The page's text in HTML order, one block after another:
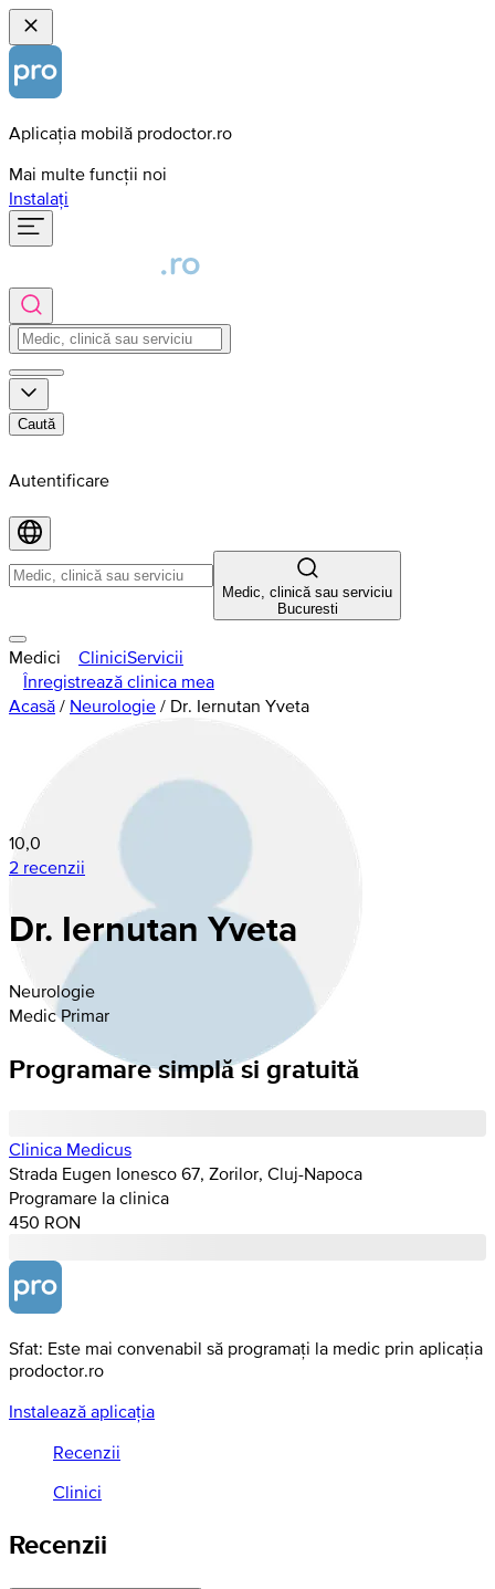
Aplicația mobilă prodoctor.ro
Mai multe funcții noi
Instalați
Caută
Autentificare
Medic, clinică sau serviciu
Bucuresti
Medici CliniciServicii
Înregistrează clinica mea
Acasă / Neurologie / Dr. Iernutan Yveta
10,0
2 recenzii
Dr. Iernutan Yveta
Neurologie
Medic Primar
Programare simplă si gratuită
Clinica Medicus
Strada Eugen Ionesco 67, Zorilor, Cluj-Napoca
Programare la clinica
450 RON
Sfat: Este mai convenabil să programați la medic prin aplicația
prodoctor.ro
Instalează aplicația
Recenzii
Clinici
Recenzii